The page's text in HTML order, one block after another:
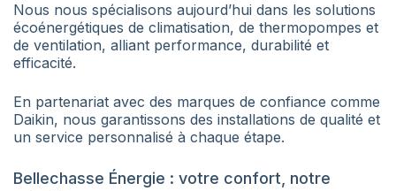
Nous nous spécialisons aujourd’hui dans les solutions
écoénergétiques de climatisation, de thermopompes et
de ventilation, alliant performance, durabilité et
efficacité.
En partenariat avec des marques de confiance comme
Daikin, nous garantissons des installations de qualité et
un service personnalisé à chaque étape.
Bellechasse Énergie : votre confort, notre